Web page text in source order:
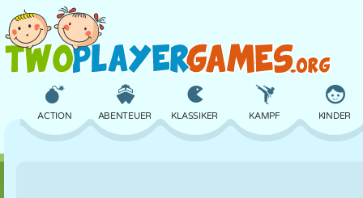
ACTION ABENTEUER KLASSIKER KAMPF KINDER